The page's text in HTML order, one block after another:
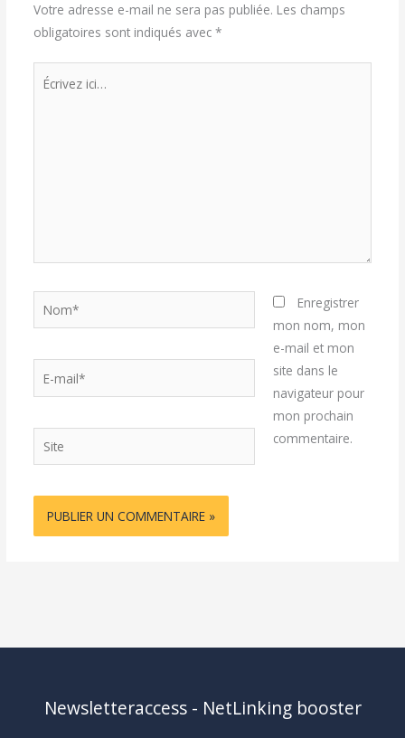
Votre adresse e-mail ne sera pas publiée. Les champs
obligatoires sont indiqués avec *
Écrivez
Nom*
mail*
Enregistrer
mon nom, mon
e-mail et mon
site dans le
navigateur pour
mon prochain
commentaire.
Newsletteraccess - NetLinking booster